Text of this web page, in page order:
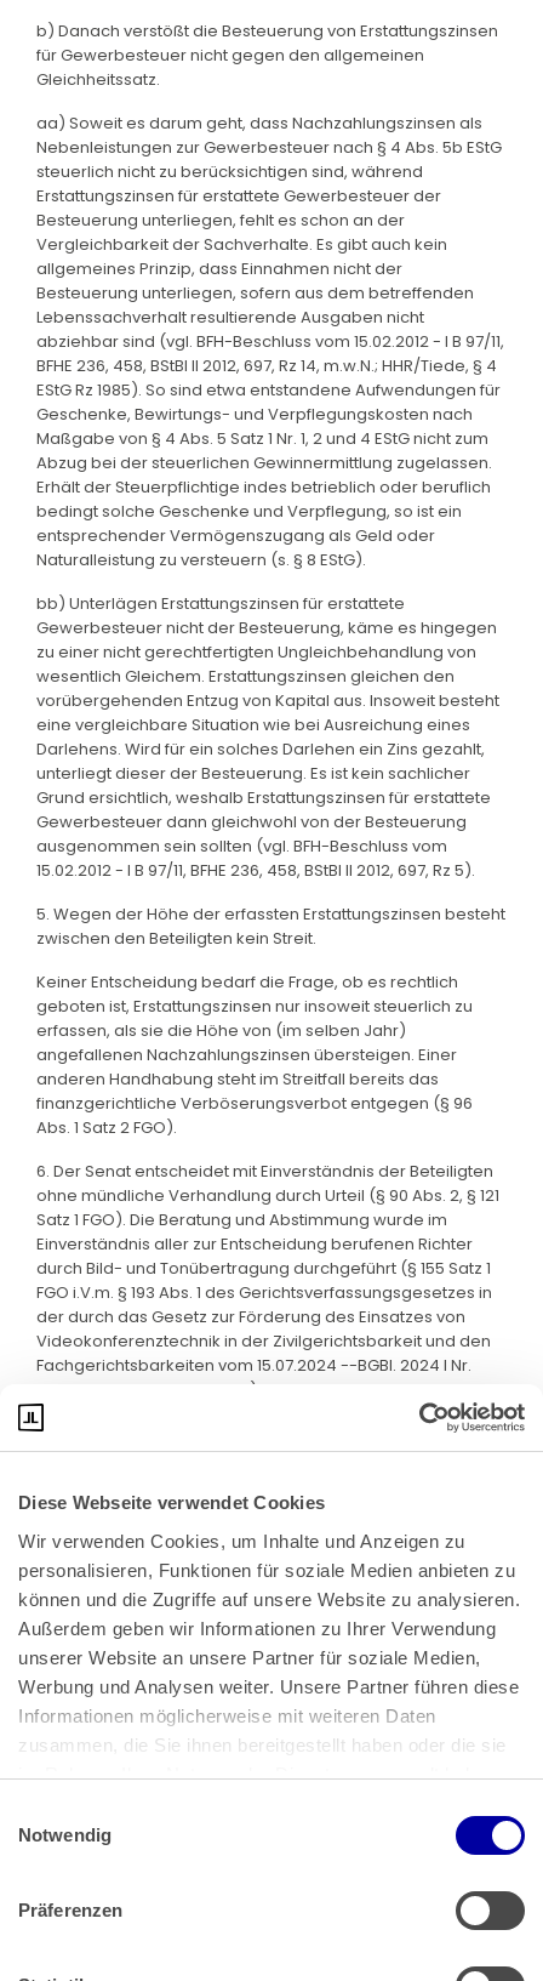
Diese Webseite verwendet Cookies
Wir verwenden Cookies, um Inhalte und Anzeigen zu
personalisieren, Funktionen für soziale Medien anbieten zu
können und die Zugriffe auf unsere Website zu analysieren.
Außerdem geben wir Informationen zu Ihrer Verwendung
unserer Website an unsere Partner für soziale Medien,
Werbung und Analysen weiter. Unsere Partner führen diese
Informationen möglicherweise mit weiteren Daten
zusammen, die Sie ihnen bereitgestellt haben oder die sie
im Rahmen Ihrer Nutzung der Dienste gesammelt haben.
Impressum
Notwendig
Präferenzen
b) Danach verstößt die Besteuerung von Erstattungszinsen
für Gewerbesteuer nicht gegen den allgemeinen
Gleichheitssatz.
aa) Soweit es darum geht, dass Nachzahlungszinsen als
Nebenleistungen zur Gewerbesteuer nach § 4 Abs. 5b EStG
steuerlich nicht zu berücksichtigen sind, während
Erstattungszinsen für erstattete Gewerbesteuer der
Besteuerung unterliegen, fehlt es schon an der
Vergleichbarkeit der Sachverhalte. Es gibt auch kein
allgemeines Prinzip, dass Einnahmen nicht der
Besteuerung unterliegen, sofern aus dem betreffenden
Lebenssachverhalt resultierende Ausgaben nicht
abziehbar sind (vgl. BFH-Beschluss vom 15.02.2012 - I B 97/11,
BFHE 236, 458, BStBl II 2012, 697, Rz 14, m.w.N.; HHR/Tiede, § 4
EStG Rz 1985). So sind etwa entstandene Aufwendungen für
Geschenke, Bewirtungs- und Verpflegungskosten nach
Maßgabe von § 4 Abs. 5 Satz 1 Nr. 1, 2 und 4 EStG nicht zum
Abzug bei der steuerlichen Gewinnermittlung zugelassen.
Erhält der Steuerpflichtige indes betrieblich oder beruflich
bedingt solche Geschenke und Verpflegung, so ist ein
entsprechender Vermögenszugang als Geld oder
Naturalleistung zu versteuern (s. § 8 EStG).
bb) Unterlägen Erstattungszinsen für erstattete
Gewerbesteuer nicht der Besteuerung, käme es hingegen
zu einer nicht gerechtfertigten Ungleichbehandlung von
wesentlich Gleichem. Erstattungszinsen gleichen den
vorübergehenden Entzug von Kapital aus. Insoweit besteht
eine vergleichbare Situation wie bei Ausreichung eines
Darlehens. Wird für ein solches Darlehen ein Zins gezahlt,
unterliegt dieser der Besteuerung. Es ist kein sachlicher
Grund ersichtlich, weshalb Erstattungszinsen für erstattete
Gewerbesteuer dann gleichwohl von der Besteuerung
ausgenommen sein sollten (vgl. BFH-Beschluss vom
15.02.2012 - I B 97/11, BFHE 236, 458, BStBl II 2012, 697, Rz 5).
5. Wegen der Höhe der erfassten Erstattungszinsen besteht
zwischen den Beteiligten kein Streit.
Keiner Entscheidung bedarf die Frage, ob es rechtlich
geboten ist, Erstattungszinsen nur insoweit steuerlich zu
erfassen, als sie die Höhe von (im selben Jahr)
angefallenen Nachzahlungszinsen übersteigen. Einer
anderen Handhabung steht im Streitfall bereits das
finanzgerichtliche Verböserungsverbot entgegen (§ 96
Abs. 1 Satz 2 FGO).
6. Der Senat entscheidet mit Einverständnis der Beteiligten
ohne mündliche Verhandlung durch Urteil (§ 90 Abs. 2, § 121
Satz 1 FGO). Die Beratung und Abstimmung wurde im
Einverständnis aller zur Entscheidung berufenen Richter
durch Bild- und Tonübertragung durchgeführt (§ 155 Satz 1
FGO i.V.m. § 193 Abs. 1 des Gerichtsverfassungsgesetzes in
der durch das Gesetz zur Förderung des Einsatzes von
Videokonferenztechnik in der Zivilgerichtsbarkeit und den
Fachgerichtsbarkeiten vom 15.07.2024 --BGBl. 2024 I Nr.
237-- geänderten Fassung).
Bundeskanzlerplatz 2
53113 Bonn
Pressemitteilungen|AGB
Impressum|Datenschutz